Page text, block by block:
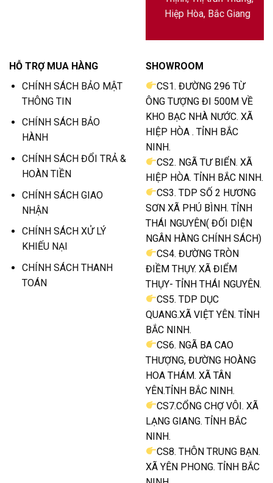
Hiệp Hòa, Bắc Giang
HỖ TRỢ MUA HÀNG
CHÍNH SÁCH BẢO MẬT
THÔNG TIN
CHÍNH SÁCH BẢO
HÀNH
CHÍNH SÁCH ĐỔI TRẢ &
HOÀN TIỀN
CHÍNH SÁCH GIAO
NHẬN
CHÍNH SÁCH XỬ LÝ
KHIẾU NẠI
CHÍNH SÁCH THANH
TOÁN
SHOWROOM
CS1. ĐƯỜNG 296 TỪ
ÔNG TƯỢNG ĐI 500M VỀ
KHO BẠC NHÀ NƯỚC. XÃ
HIỆP HÒA . TỈNH BẮC
NINH.
CS2. NGÃ TƯ BIỂN. XÃ
HIỆP HÒA. TỈNH BẮC NINH.
CS3. TDP SỐ 2 HƯƠNG
SƠN XÃ PHÚ BÌNH. TỈNH
THÁI NGUYÊN( ĐỐI DIỆN
NGÂN HÀNG CHÍNH SÁCH)
CS4. ĐƯỜNG TRÒN
ĐIỀM THỤY. XÃ ĐIỂM
THỤY- TỈNH THÁI NGUYÊN.
CS5. TDP DỤC
QUANG.XÃ VIỆT YÊN. TỈNH
BẮC NINH.
CS6. NGÃ BA CAO
THƯỢNG, ĐƯỜNG HOÀNG
HOA THÁM. XÃ TÂN
YÊN.TỈNH BẮC NINH.
CS7.CỔNG CHỢ VÔI. XÃ
LẠNG GIANG. TỈNH BẮC
NINH.
CS8. THÔN TRUNG BẠN.
XÃ YÊN PHONG. TỈNH BẮC